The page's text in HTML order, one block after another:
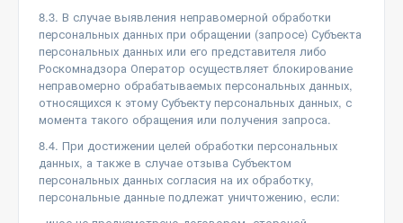
8.3. В случае выявления неправомерной обработки
персональных данных при обращении (запросе) Субъекта
персональных данных или его представителя либо
Роскомнадзора Оператор осуществляет блокирование
неправомерно обрабатываемых персональных данных,
относящихся к этому Субъекту персональных данных, с
момента такого обращения или получения запроса.
8.4. При достижении целей обработки персональных
данных, а также в случае отзыва Субъектом
персональных данных согласия на их обработку,
персональные данные подлежат уничтожению, если: